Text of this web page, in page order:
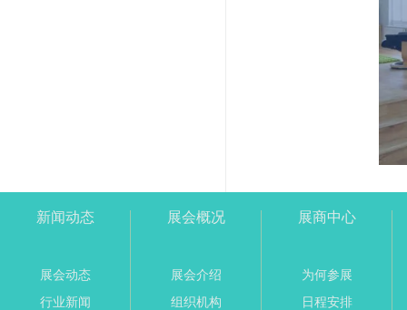
新闻动态
展会动态
行业新闻
展会概况
展会介绍
组织机构
展商中心
为何参展
日程安排